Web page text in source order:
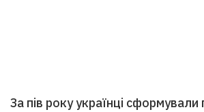
За пів року українці